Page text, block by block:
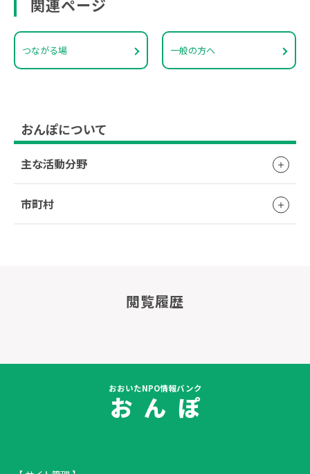
関連ページ
つながる場 一般の方へ
おんぽについて
主な活動分野
市町村
閲覧履歴
おおいたNPO情報バンク
お ん ぽ